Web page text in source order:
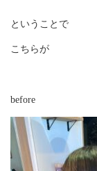
ということで
こちらが
before